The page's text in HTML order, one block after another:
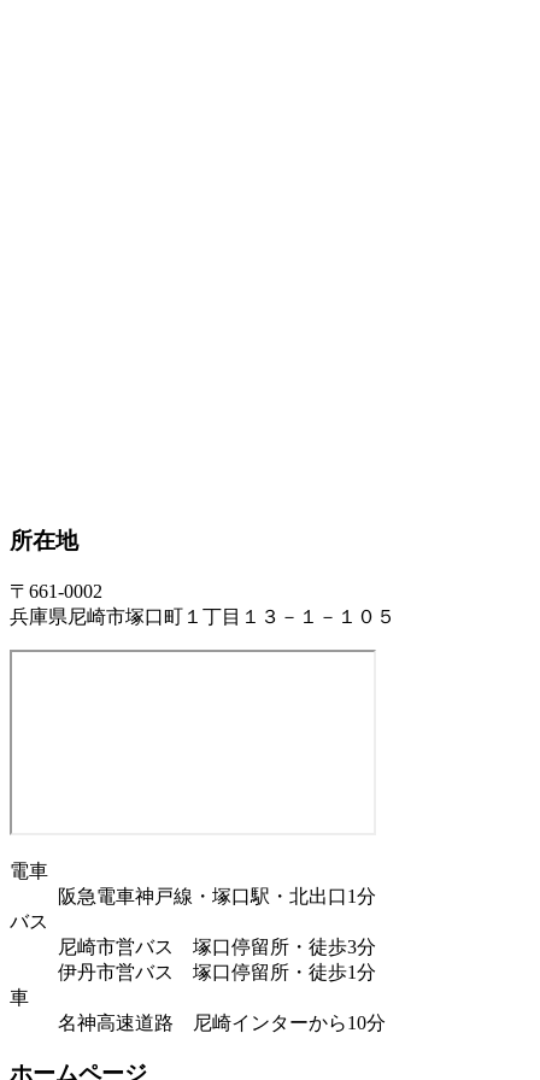
所在地
〒661-0002
兵庫県尼崎市塚口町１丁目１３－１－１０５
電車
阪急電車神戸線・塚口駅・北出口1分
バス
尼崎市営バス 塚口停留所・徒歩3分
伊丹市営バス 塚口停留所・徒歩1分
車
名神高速道路 尼崎インターから10分
ホームページ